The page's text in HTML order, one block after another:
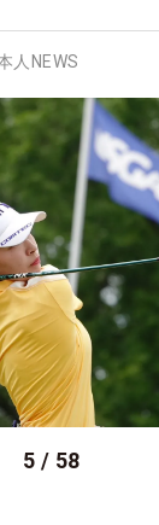
人NEWS
5 / 58